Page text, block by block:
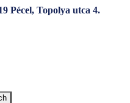
Pécel, Topolya utca 4.